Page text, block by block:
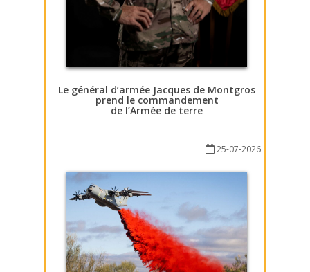
Le général d’armée Jacques de Montgros
prend le commandement
de l’Armée de terre
25-07-2026